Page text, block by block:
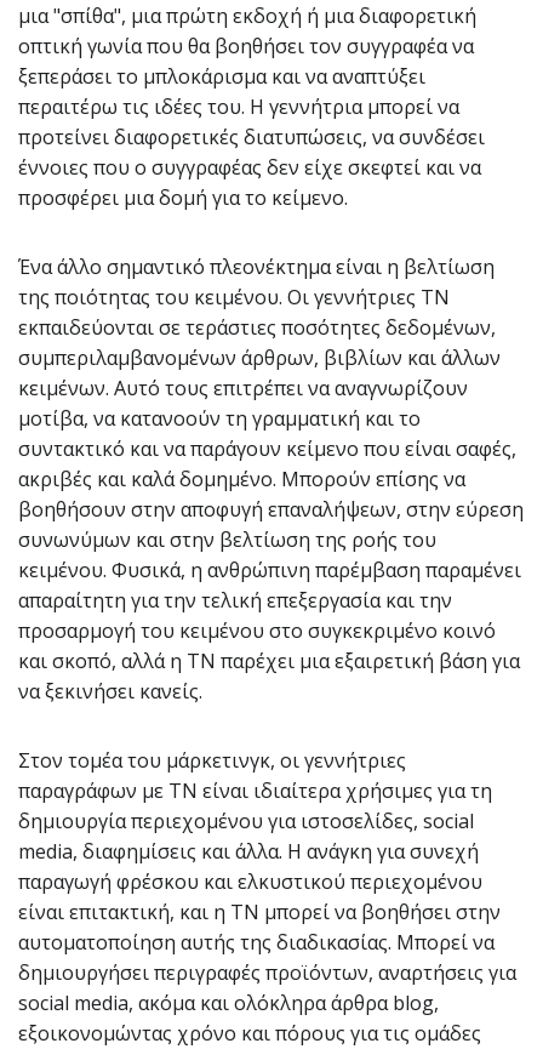
μια "σπίθα", μια πρώτη εκδοχή ή μια διαφορετική
οπτική γωνία που θα βοηθήσει τον συγγραφέα να
ξεπεράσει το μπλοκάρισμα και να αναπτύξει
περαιτέρω τις ιδέες του. Η γεννήτρια μπορεί να
προτείνει διαφορετικές διατυπώσεις, να συνδέσει
έννοιες που ο συγγραφέας δεν είχε σκεφτεί και να
προσφέρει μια δομή για το κείμενο.
Ένα άλλο σημαντικό πλεονέκτημα είναι η βελτίωση
της ποιότητας του κειμένου. Οι γεννήτριες ΤΝ
εκπαιδεύονται σε τεράστιες ποσότητες δεδομένων,
συμπεριλαμβανομένων άρθρων, βιβλίων και άλλων
κειμένων. Αυτό τους επιτρέπει να αναγνωρίζουν
μοτίβα, να κατανοούν τη γραμματική και το
συντακτικό και να παράγουν κείμενο που είναι σαφές,
ακριβές και καλά δομημένο. Μπορούν επίσης να
βοηθήσουν στην αποφυγή επαναλήψεων, στην εύρεση
συνωνύμων και στην βελτίωση της ροής του
κειμένου. Φυσικά, η ανθρώπινη παρέμβαση παραμένει
απαραίτητη για την τελική επεξεργασία και την
προσαρμογή του κειμένου στο συγκεκριμένο κοινό
και σκοπό, αλλά η ΤΝ παρέχει μια εξαιρετική βάση για
να ξεκινήσει κανείς.
Στον τομέα του μάρκετινγκ, οι γεννήτριες
παραγράφων με ΤΝ είναι ιδιαίτερα χρήσιμες για τη
δημιουργία περιεχομένου για ιστοσελίδες, social
media, διαφημίσεις και άλλα. Η ανάγκη για συνεχή
παραγωγή φρέσκου και ελκυστικού περιεχομένου
είναι επιτακτική, και η ΤΝ μπορεί να βοηθήσει στην
αυτοματοποίηση αυτής της διαδικασίας. Μπορεί να
δημιουργήσει περιγραφές προϊόντων, αναρτήσεις για
social media, ακόμα και ολόκληρα άρθρα blog,
εξοικονομώντας χρόνο και πόρους για τις ομάδες